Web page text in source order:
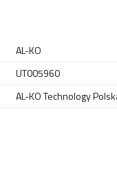
AL-KO
UT005960
AL-KO Technology